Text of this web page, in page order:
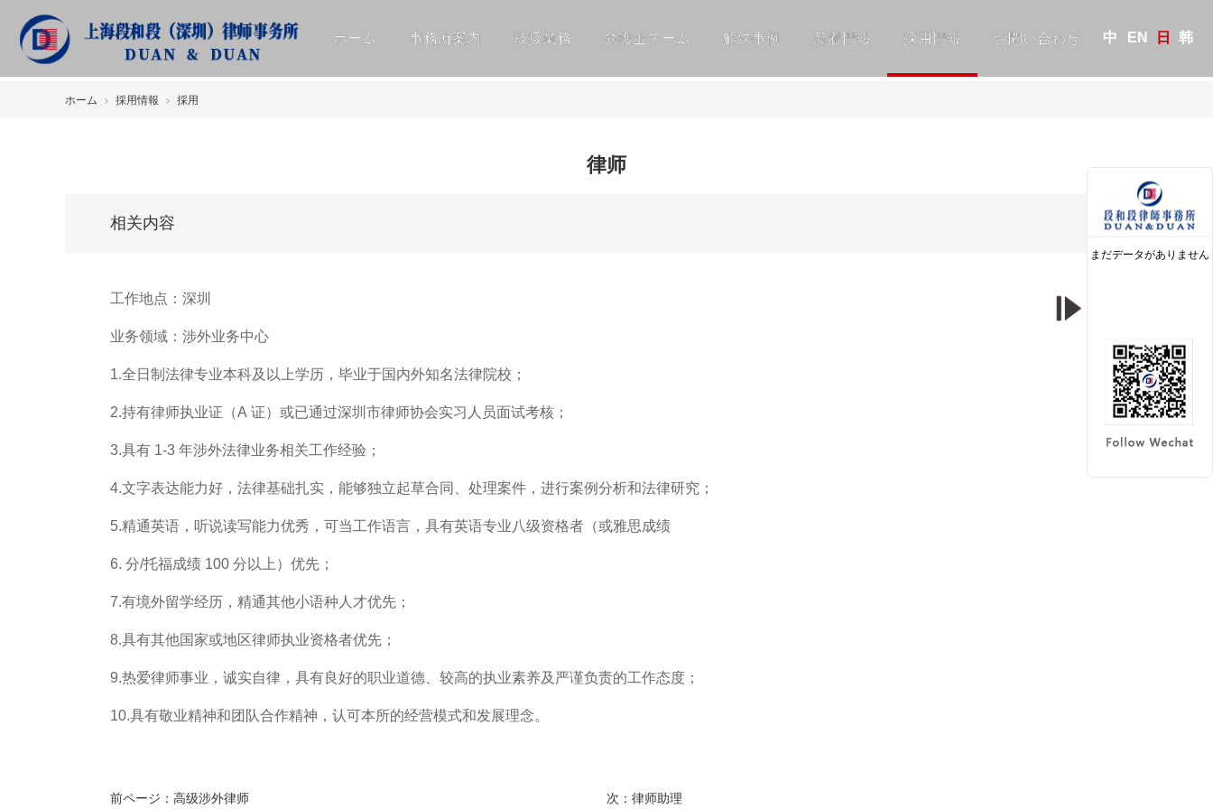
ホーム 事務所案内 取扱業務 弁護士チーム 解決事例 新着情報 採用情報 お問い合わせ EN
中 日 韩
採用情報
ホーム 採用情報 採用
律师
相关内容
工作地点：深圳
业务领域：涉外业务中心
1.全日制法律专业本科及以上学历，毕业于国内外知名法律院校；
2.持有律师执业证（A 证）或已通过深圳市律师协会实习人员面试考核；
3.具有 1-3 年涉外法律业务相关工作经验；
4.文字表达能力好，法律基础扎实，能够独立起草合同、处理案件，进行案例分析和法律研究；
5.精通英语，听说读写能力优秀，可当工作语言，具有英语专业八级资格者（或雅思成绩
6. 分/托福成绩 100 分以上）优先；
7.有境外留学经历，精通其他小语种人才优先；
8.具有其他国家或地区律师执业资格者优先；
9.热爱律师事业，诚实自律，具有良好的职业道德、较高的执业素养及严谨负责的工作态度；
10.具有敬业精神和团队合作精神，认可本所的经营模式和发展理念。
前ページ： 高级涉外律师 次： 律师助理
まだデータがありません